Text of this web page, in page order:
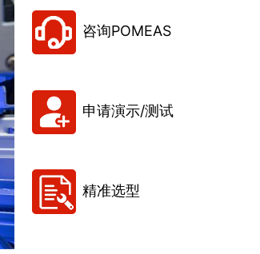
咨询POMEAS
申请演示/测试
精准选型